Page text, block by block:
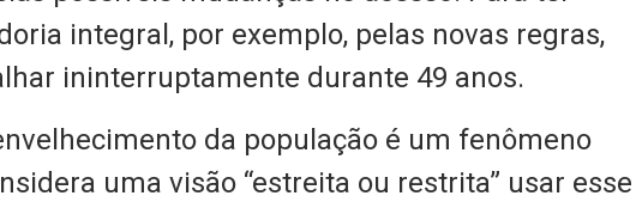
integral, por exemplo, pelas novas regras,
ininterruptamente durante 49 anos.
da população é um fenômeno
uma visão “estreita ou restrita” usar esse